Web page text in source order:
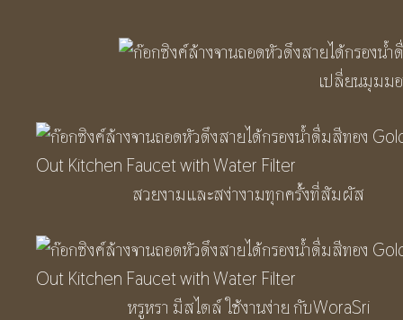
เปลี่ยนมุมม
สวยงามและสง่างามทุกครั้งที่สัมผัส
หรูหรา มีสไตล์ ใช้งานง่าย กับWoraSri